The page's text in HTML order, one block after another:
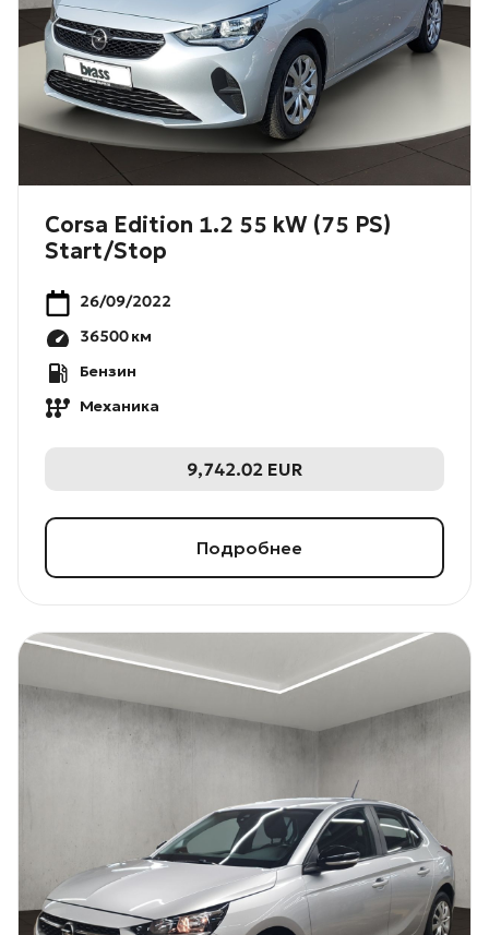
Corsa Edition 1.2 55 kW (75 PS)
Start/Stop
26/09/2022
36500км
Бензин
Механика
9,742.02 EUR
Подробнее